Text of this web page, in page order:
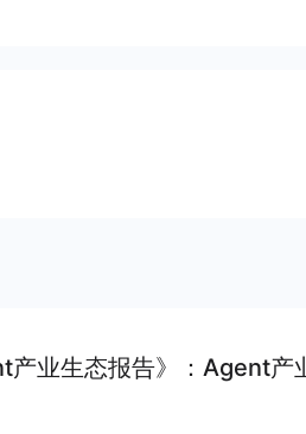
产业生态报告》：Agent产